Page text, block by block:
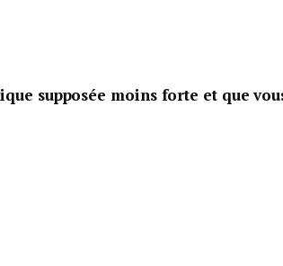
supposée moins forte et que